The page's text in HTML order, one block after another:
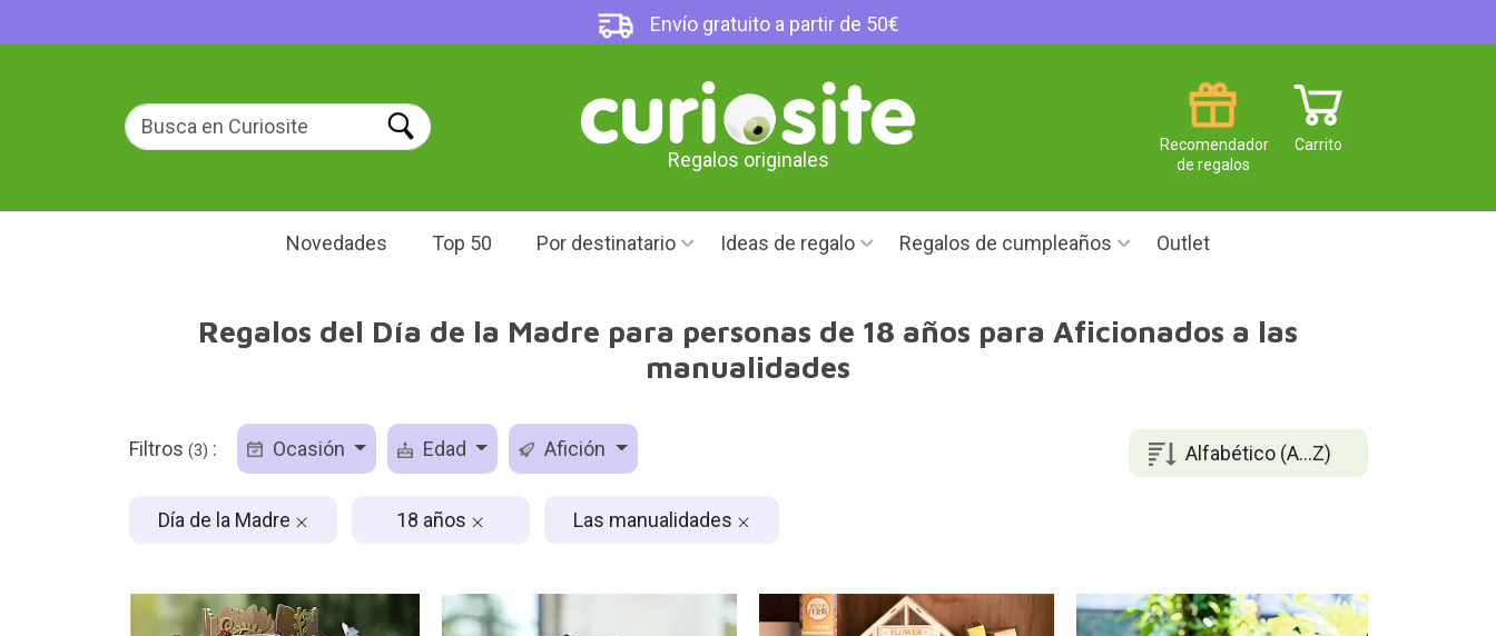
Envío gratuito a partir de 50€
Regalos originales
Carrito
Recomendador
de regalos
Novedades Top 50 Por destinatario Ideas de regalo Regalos de cumpleaños Outlet
Regalos del Día de la Madre para personas de 18 años para Aficionados a las
manualidades
Alfabético (A...Z)
Filtros (3) : Ocasión Edad Afición
Día de la Madre 18 años Las manualidades